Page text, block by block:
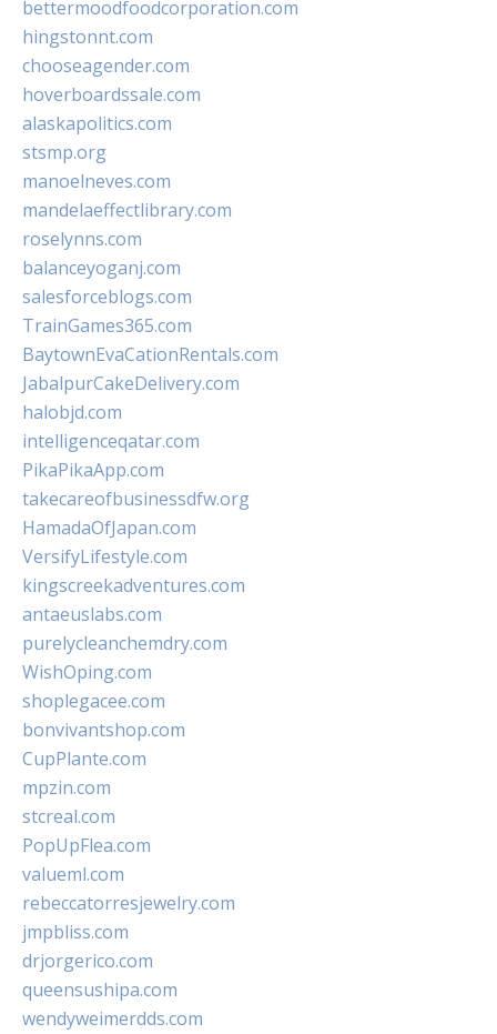
bettermoodfoodcorporation.com
hingstonnt.com
chooseagender.com
hoverboardssale.com
alaskapolitics.com
stsmp.org
manoelneves.com
mandelaeffectlibrary.com
roselynns.com
balanceyoganj.com
salesforceblogs.com
TrainGames365.com
BaytownEvaCationRentals.com
JabalpurCakeDelivery.com
halobjd.com
intelligenceqatar.com
PikaPikaApp.com
takecareofbusinessdfw.org
HamadaOfJapan.com
VersifyLifestyle.com
kingscreekadventures.com
antaeuslabs.com
purelycleanchemdry.com
WishOping.com
shoplegacee.com
bonvivantshop.com
CupPlante.com
mpzin.com
stcreal.com
PopUpFlea.com
valueml.com
rebeccatorresjewelry.com
jmpbliss.com
drjorgerico.com
queensushipa.com
wendyweimerdds.com